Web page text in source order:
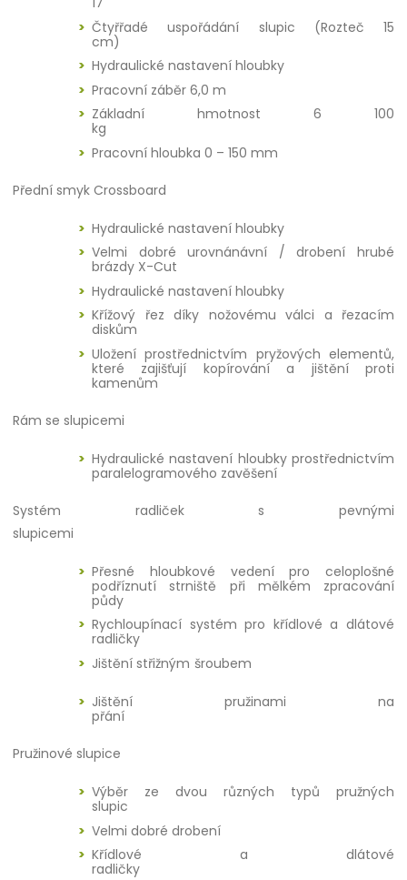
Čtyřřadé uspořádání slupic (Rozteč 15
cm)
Hydraulické nastavení hloubky
Pracovní záběr 6,0 m
Základní hmotnost 6 100
kg
Pracovní hloubka 0 – 150 mm
Přední smyk Crossboard
Hydraulické nastavení hloubky
Velmi dobré urovnánávní / drobení hrubé
brázdy X-Cut
Hydraulické nastavení hloubky
Křížový řez díky nožovému válci a řezacím
diskům
Uložení prostřednictvím pryžových elementů,
které zajišťují kopírování a jištění proti
kamenům
Rám se slupicemi
Hydraulické nastavení hloubky prostřednictvím
paralelogramového zavěšení
Systém radliček s pevnými
slupicemi
Přesné hloubkové vedení pro celoplošné
podříznutí strniště při mělkém zpracování
půdy
Rychloupínací systém pro křídlové a dlátové
radličky
Jištění střižným šroubem
Jištění pružinami na
přání
Pružinové slupice
Výběr ze dvou různých typů pružných
slupic
Velmi dobré drobení
Křídlové a dlátové
radličky